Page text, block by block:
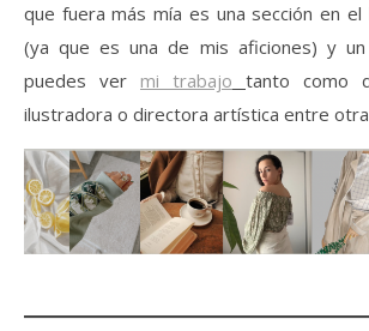
que fuera más mía es una sección en
(ya que es una de mis aficiones) y
puedes ver mi trabajo tanto como
ilustradora o directora artística entre